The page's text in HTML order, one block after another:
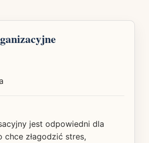
jest odpowiedni dla
chce złagodzić stres,